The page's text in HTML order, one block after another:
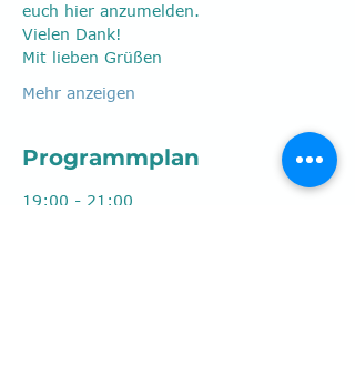
euch hier anzumelden.
Vielen Dank!
Mit lieben Grüßen
Mehr anzeigen
Programmplan
19:00 - 21:00